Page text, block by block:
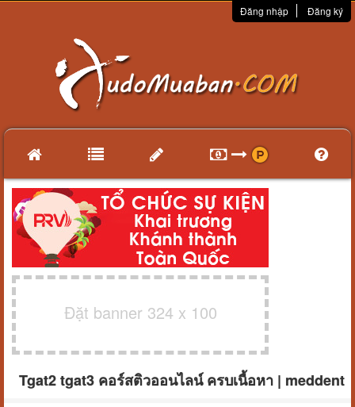
Đăng nhập Đăng ký
Đặt banner 324 x 100
Tgat2 tgat3 คอร์สติวออนไลน์ ครบเนื้อหา | meddent